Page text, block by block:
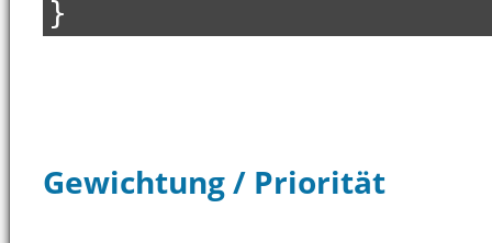
}
Gewichtung / Priorität